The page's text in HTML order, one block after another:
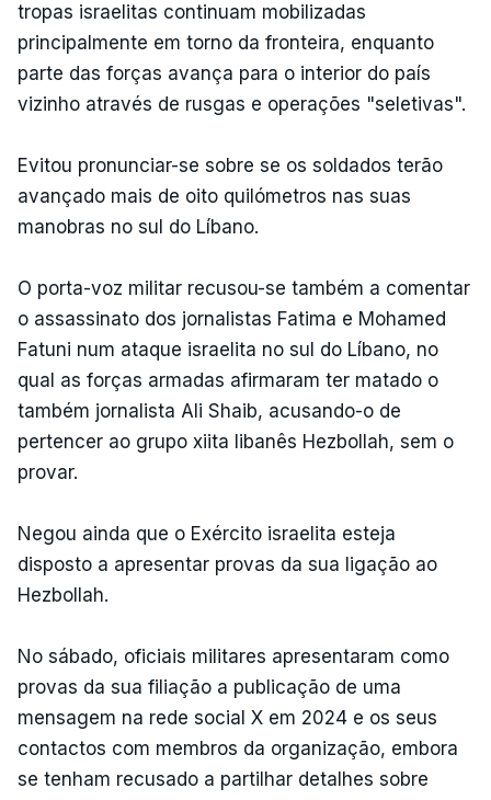
tropas israelitas continuam mobilizadas
principalmente em torno da fronteira, enquanto
parte das forças avança para o interior do país
vizinho através de rusgas e operações "seletivas".
Evitou pronunciar-se sobre se os soldados terão
avançado mais de oito quilómetros nas suas
manobras no sul do Líbano.
O porta-voz militar recusou-se também a comentar
o assassinato dos jornalistas Fatima e Mohamed
Fatuni num ataque israelita no sul do Líbano, no
qual as forças armadas afirmaram ter matado o
também jornalista Ali Shaib, acusando-o de
pertencer ao grupo xiita libanês Hezbollah, sem o
provar.
Negou ainda que o Exército israelita esteja
disposto a apresentar provas da sua ligação ao
Hezbollah.
No sábado, oficiais militares apresentaram como
provas da sua filiação a publicação de uma
mensagem na rede social X em 2024 e os seus
contactos com membros da organização, embora
se tenham recusado a partilhar detalhes sobre